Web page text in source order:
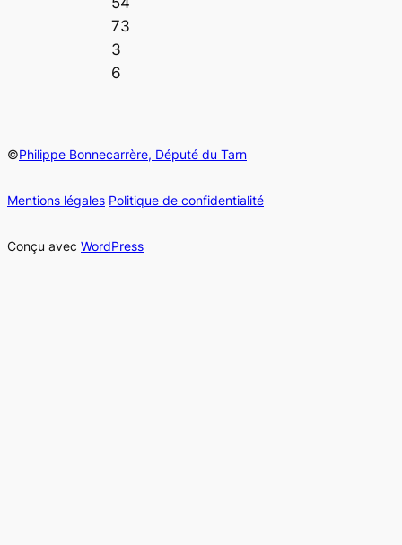
73
3
6
©Philippe Bonnecarrère, Député du Tarn
Mentions légales Politique de confidentialité
Conçu avec WordPress